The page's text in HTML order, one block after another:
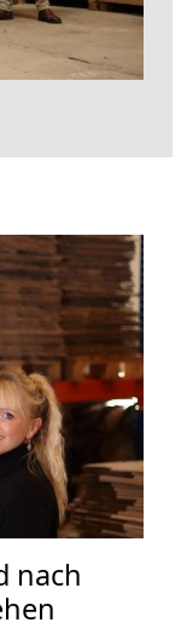
nach